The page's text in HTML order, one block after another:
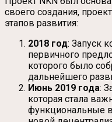
своего создания,
этапов развития:
2018 год: Запуск
первичного
которого было
дальнейшего
Июнь 2019 года:
которая стала
функциональные